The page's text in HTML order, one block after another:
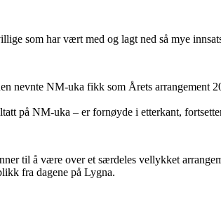
som har vært med og lagt ned så mye
nevnte NM-uka fikk som Årets arrangement
på NM-uka – er fornøyde i etterkant,
til å være over et særdeles vellykket
fra dagene på Lygna.